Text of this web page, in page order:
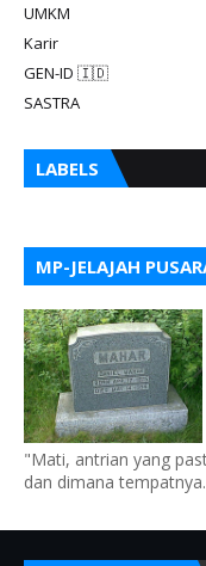
UMKM
Karir
GEN-ID 🇮🇩
SASTRA
LABELS
MP-JELAJAH
"Mati, antrian yang
dan dimana